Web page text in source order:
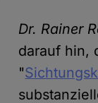
Dr. Rainer
darauf hin,
"